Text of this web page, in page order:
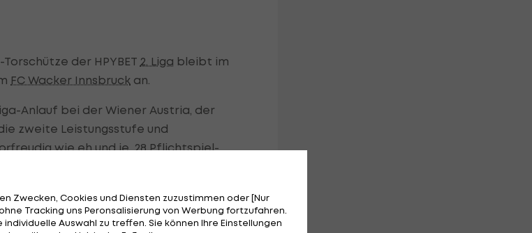
der HPYBET 2. Liga bleibt im
FC Wacker Innsbruck an.
Anlauf bei der Wiener Austria, der
zweite Leistungsstufe und
wie eh und je. 28 Pflichtspiel-
in den 84 Spielen im Lustenau-Trikot.
Den Vorzug gegenüber einer
mit Wacker. Laut Innsbrucks
Zwecken, Cookies und Diensten zuzustimmen oder [Nur
ohne Tracking uns Peronsalisierung von Werbung fortzufahren.
Auswahl zu treffen. Sie können Ihre Einstellungen